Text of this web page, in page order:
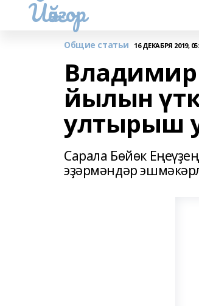
Йәйғор
Общие статьи 16 ДЕКАБРЯ 2019,
йылын
ултырыш
Сарала Бөйөк
эҙәрмәндәр